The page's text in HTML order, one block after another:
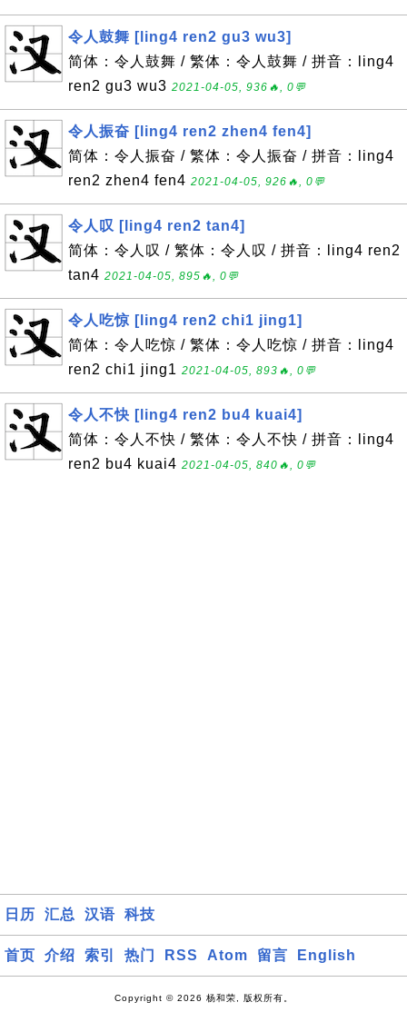
令人鼓舞 [ling4 ren2 gu3 wu3]
简体：令人鼓舞 / 繁体：令人鼓舞 / 拼音：ling4
ren2 gu3 wu3 2021-04-05, 936🔥, 0💬
令人振奋 [ling4 ren2 zhen4 fen4]
简体：令人振奋 / 繁体：令人振奋 / 拼音：ling4
ren2 zhen4 fen4 2021-04-05, 926🔥, 0💬
令人叹 [ling4 ren2 tan4]
简体：令人叹 / 繁体：令人叹 / 拼音：ling4 ren2
tan4 2021-04-05, 895🔥, 0💬
令人吃惊 [ling4 ren2 chi1 jing1]
简体：令人吃惊 / 繁体：令人吃惊 / 拼音：ling4
ren2 chi1 jing1 2021-04-05, 893🔥, 0💬
令人不快 [ling4 ren2 bu4 kuai4]
简体：令人不快 / 繁体：令人不快 / 拼音：ling4
ren2 bu4 kuai4 2021-04-05, 840🔥, 0💬
日历 汇总 汉语 科技
首页 介绍 索引 热门 RSS Atom 留言 English
Copyright © 2026 杨和荣, 版权所有。